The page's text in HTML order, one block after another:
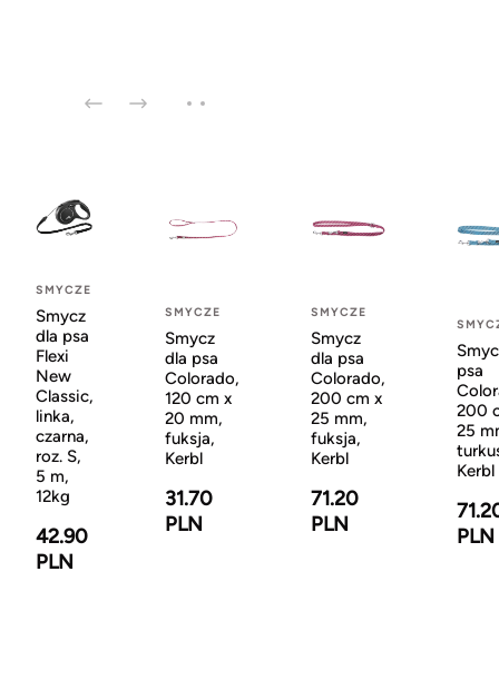
SMYCZE
Smycz
dla psa
Flexi
New
Classic,
linka,
czarna,
roz. S,
5 m,
12kg
42.90
PLN
SMYCZE
Smycz
dla psa
Colorado,
120 cm x
20 mm,
fuksja,
Kerbl
31.70
PLN
SMYCZE
Smycz
dla psa
Colorado,
200 cm x
25 mm,
fuksja,
Kerbl
71.20
PLN
psa
200
25
Kerbl
PLN